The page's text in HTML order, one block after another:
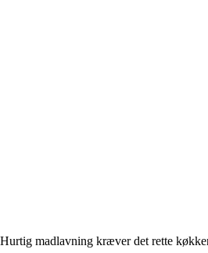
Hurtig madlavning kræver det rette